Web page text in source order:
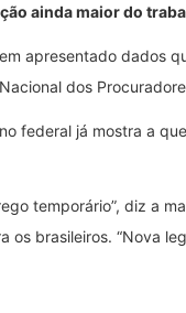
ainda maior do
apresentado dados
dos
federal já mostra a
temporário”, diz a
brasileiros. “Nova